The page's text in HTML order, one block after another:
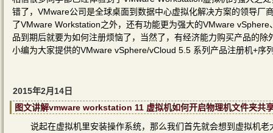
错了，VMware公司是全球桌面到数据中心虚拟化解决方案的领导
了VMware Workstation之外，还有功能更为强大的VMware
品到期后就要为如何注册烦恼了，当然了，有经济能力购买产品的
小编为大家提供的VMware vSphere/vCloud 5.5 系列产品注册机+序
2015年2月14日
图文讲解vmware workstation 11 虚拟机如何开启物理机文件夹共
说起在虚拟机里安装操作系统，那么我们首先就会想到虚拟机